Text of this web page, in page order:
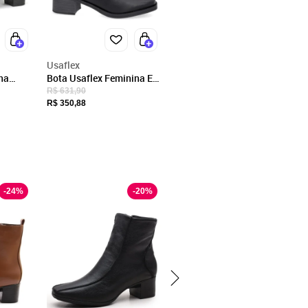
Usaflex
Bota Usaflex Feminina Em
Couro Salto Bloco Tira
Enfeite AL3003
R$ 631,90
R$ 350,88
-24% -20%